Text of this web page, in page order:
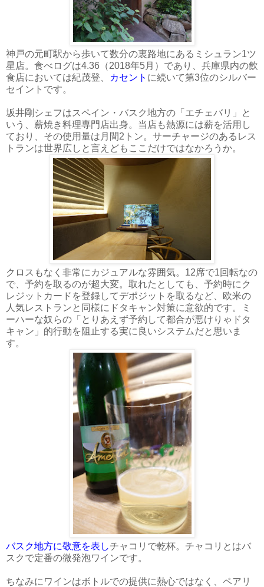
神戸の元町駅から歩いて数分の裏路地にあるミシュラン1ツ
星店。食べログは4.36（2018年5月）であり、兵庫県内の飲
食店においては紀茂登、
カセント に続いて第3位のシルバー
セイントです。
坂井剛シェフはスペイン・バスク地方の「エチェバリ」と
いう、薪焼き料理専門店出身。当店も熱源には薪を活用し
ており、その使用量は月間2トン。サーチャージのあるレス
トランは世界広しと言えどもここだけではなかろうか。
クロスもなく非常にカジュアルな雰囲気。12席で1回転なの
で、予約を取るのが超大変。取れたとしても、予約時にク
レジットカードを登録してデポジットを取るなど、欧米の
人気レストランと同様にドタキャン対策に意欲的です。ミ
ーハーな奴らの「とりあえず予約して都合が悪けりゃドタ
キャン」的行動を阻止する実に良いシステムだと思いま
す。
バスク地方に敬意を表しチャコリで乾杯。チャコリとはバ
スクで定番の微発泡ワインです。
ちなみにワインはボトルでの提供に熱心ではなく、ペアリ